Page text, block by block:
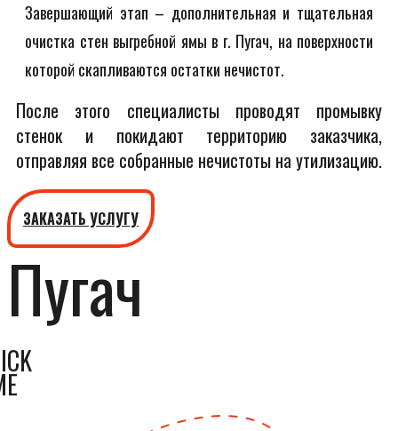
Завершающий этап – дополнительная и тщательная
очистка стен выгребной ямы в г. Пугач, на поверхности
которой скапливаются остатки нечистот.
После этого специалисты проводят промывку
стенок и покидают территорию заказчика,
отправляя все собранные нечистоты на утилизацию.
ЗАКАЗАТЬ УСЛУГУ
Пугач